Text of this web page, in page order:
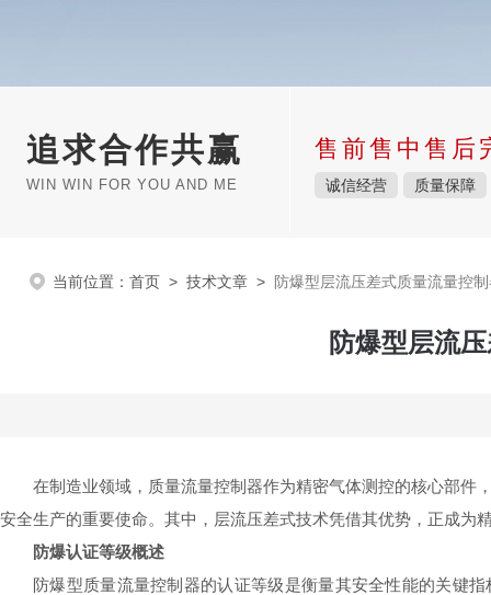
追求合作共赢
WIN WIN FOR YOU AND ME
售前售中售后
诚信经营 质量保障
当前位置： 首页 > 技术文章 > 防爆型层流压差式质量流量控
防爆型层流
在制造业领域，质量流量控制器作为精密气体测控的核心部件
安全生产的重要使命。其中，层流压差式技术凭借其优势，正成为
防爆认证等级概述
防爆型质量流量控制器的认证等级是衡量其安全性能的关键